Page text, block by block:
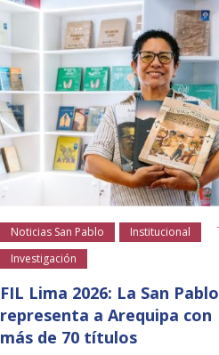
Noticias San Pablo
Institucional
Investigación
FIL Lima 2026: La San Pablo
representa a Arequipa con
más de 70 títulos